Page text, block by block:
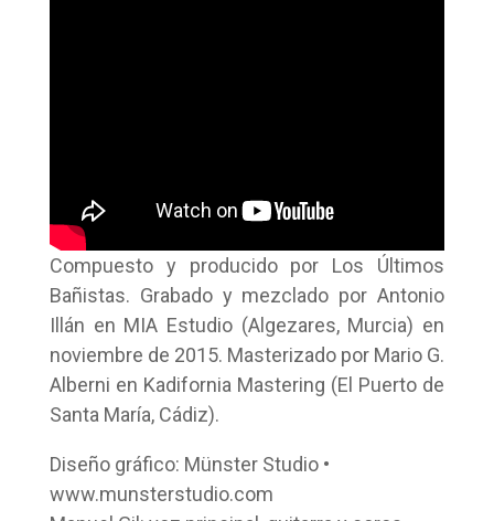
Compuesto y producido por Los Últimos
Bañistas. Grabado y mezclado por Antonio
Illán en MIA Estudio (Algezares, Murcia) en
noviembre de 2015. Masterizado por Mario G.
Alberni en Kadifornia Mastering (El Puerto de
Santa María, Cádiz).
Diseño gráfico: Münster Studio •
www.munsterstudio.com